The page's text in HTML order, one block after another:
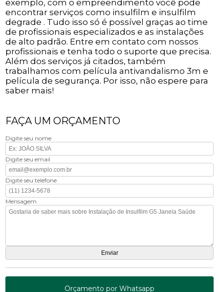
exemplo, com o empreendimento você pode
encontrar serviços como insulfilm e insulfilm
degrade . Tudo isso só é possível graças ao time
de profissionais especializados e as instalações
de alto padrão. Entre em contato com nossos
profissionais e tenha todo o suporte que precisa.
Além dos serviços já citados, também
trabalhamos com película antivandalismo 3m e
película de segurança. Por isso, não espere para
saber mais!
FAÇA UM ORÇAMENTO
Digite seu nome
Digite seu email
Digite seu telefone
Mensagem
Orçamento por Whatsapp